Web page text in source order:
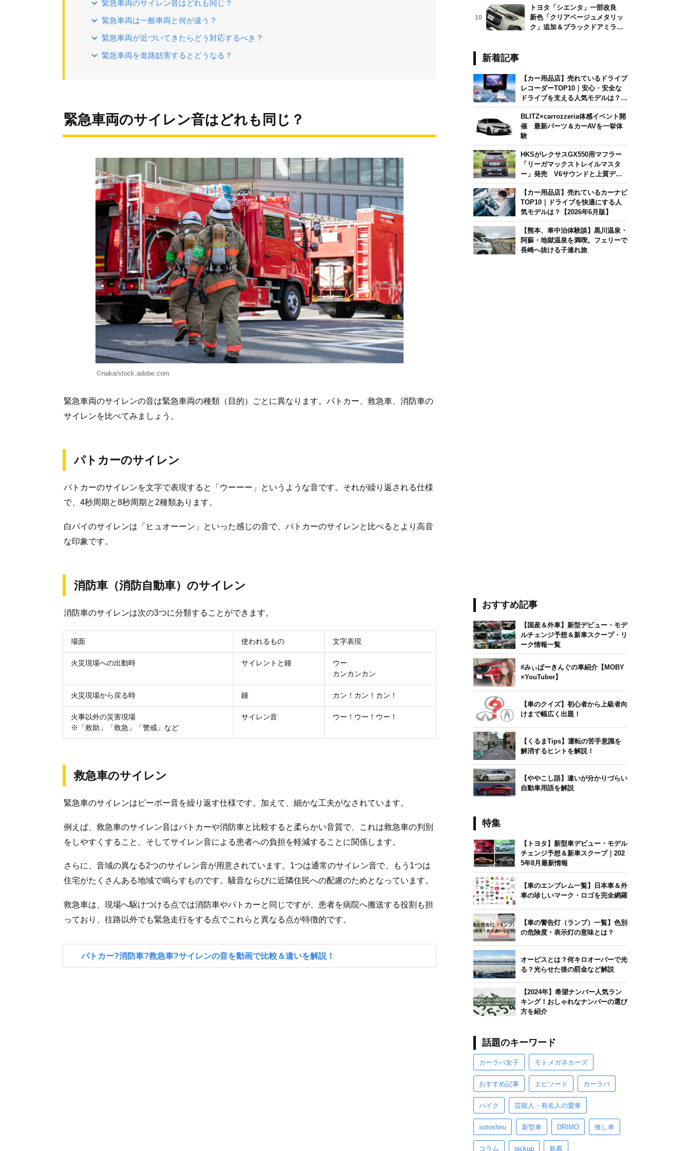
緊急車両のサイレン音はどれも同じ？
緊急車両は一般車両と何が違う？
緊急車両が近づいてきたらどう対応するべき？
緊急車両を進路妨害するとどうなる？
緊急車両のサイレン音はどれも同じ？
©naka/stock.adobe.com
緊急車両のサイレンの音は緊急車両の種類（目的）ごとに異なります。パトカー、救急車、消防車の
サイレンを比べてみましょう。
パトカーのサイレン
パトカーのサイレンを文字で表現すると「ウーーー」というような音です。それが繰り返される仕様
で、4秒周期と8秒周期と2種類あります。
白バイのサイレンは「ヒュオーーン」といった感じの音で、パトカーのサイレンと比べるとより高音
な印象です。
消防車（消防自動車）のサイレン
消防車のサイレンは次の3つに分類することができます。
場面 使われるもの 文字表現
火災現場への出動時 サイレントと鐘
ウー
カンカンカン
火災現場から戻る時 鐘 カン！カン！カン！
火事以外の災害現場
※「救助」「救急」「警戒」など
サイレン音 ウー！ウー！ウー！
救急車のサイレン
緊急車のサイレンはピーポー音を繰り返す仕様です。加えて、細かな工夫がなされています。
例えば、救急車のサイレン音はパトカーや消防車と比較すると柔らかい音質で、これは救急車の判別
をしやすくすること、そしてサイレン音による患者への負担を軽減することに関係します。
さらに、音域の異なる2つのサイレン音が用意されています。1つは通常のサイレン音で、もう1つは
住宅がたくさんある地域で鳴らすものです。騒音ならびに近隣住民への配慮のためとなっています。
救急車は、現場へ駆けつける点では消防車やパトカーと同じですが、患者を病院へ搬送する役割も担
っており、往路以外でも緊急走行をする点でこれらと異なる点が特徴的です。
10
トヨタ「シエンタ」一部改良
新色「クリアベージュメタリッ
ク」追加＆ブラックドアミラー
新着記事
【カー用品店】売れているドライブ
レコーダーTOP10｜安心・安全な
ドライブを支える人気モデルは？
【2026年6月版】
BLITZ×carrozzeria体感イベント開
催 最新パーツ＆カーAVを一挙体
験
HKSがレクサスGX550用マフラー
「リーガマックストレイルマスタ
ー」発売 V6サウンドと上質デザ
インを両立
【カー用品店】売れているカーナビ
TOP10｜ドライブを快適にする人
気モデルは？【2026年6月版】
【熊本、車中泊体験談】黒川温泉・
阿蘇・地獄温泉を満喫。フェリーで
長崎へ抜ける子連れ旅
おすすめ記事
【国産＆外車】新型デビュー・モデ
ルチェンジ予想＆新車スクープ・リ
ーク情報一覧
#みぃぱーきんぐの車紹介【MOBY
×YouTuber】
【車のクイズ】初心者から上級者向
けまで幅広く出題！
【くるまTips】運転の苦手意識を
解消するヒントを解説！
【ややこし語】違いが分かりづらい
自動車用語を解説
特集
【トヨタ】新型車デビュー・モデル
チェンジ予想＆新車スクープ｜202
5年8月最新情報
【車のエンブレム一覧】日本車＆外
車の珍しいマーク・ロゴを完全網羅
【車の警告灯（ランプ）一覧】色別
の危険度・表示灯の意味とは？
オービスとは？何キロオーバーで光
る？光らせた後の罰金など解説
【2024年】希望ナンバー人気ラン
キング！おしゃれなナンバーの選び
方を紹介
話題のキーワード
カーラバ女子 モトメガネカーズ
おすすめ記事 エピソード カーラバ
バイク 芸能人・有名人の愛車
sotoshiru 新型車 DRIMO 推し車
コラム pickup 新着